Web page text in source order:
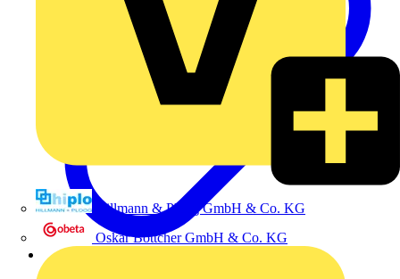
Hillmann & Ploog GmbH & Co. KG
Oskar Böttcher GmbH & Co. KG